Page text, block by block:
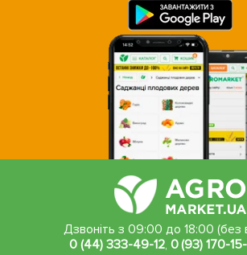
Дзвоніть з 09:00 до 18:00 (без
0 (44) 333-49-12, 0 (93) 170-